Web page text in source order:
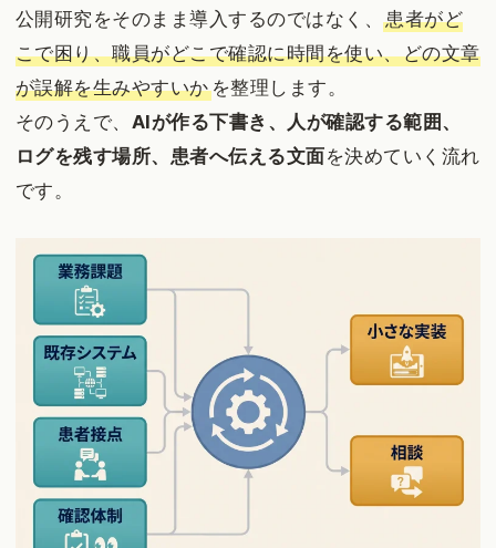
公開研究をそのまま導入するのではなく、患者がど
こで困り、職員がどこで確認に時間を使い、どの文章
が誤解を生みやすいかを整理します。
そのうえで、 AIが作る下書き、人が確認する範囲、
ログを残す場所、患者へ伝える文面を決めていく流れ
です。